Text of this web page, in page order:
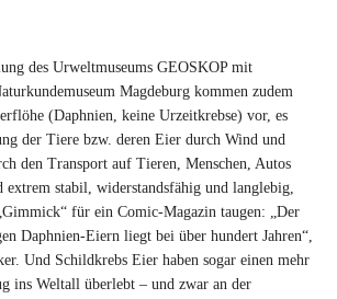
des Urweltmuseums GEOSKOP mit
Magdeburg kommen zudem
(Daphnien, keine Urzeitkrebse) vor, es
der Tiere bzw. deren Eier durch Wind und
den Transport auf Tieren, Menschen, Autos
stabil, widerstandsfähig und langlebig,
für ein Comic-Magazin taugen: „Der
Daphnien-Eiern liegt bei über hundert Jahren“,
Und Schildkrebs Eier haben sogar einen mehr
ins Weltall überlebt – und zwar an der